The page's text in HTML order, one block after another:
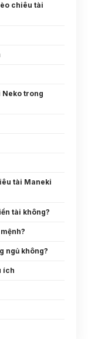
chiêu tài
Neko trong
tài Maneki
tài không?
ngủ không?
ích